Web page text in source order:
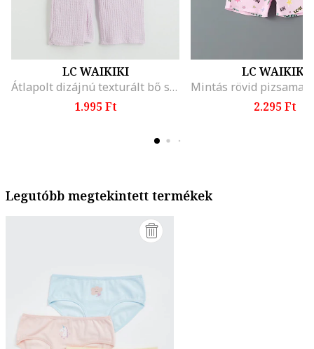
LC WAIKIKI
Átlapolt dizájnú texturált bő szárú nadrág, Halványlila
1.995 Ft
LC WAIKIKI
2.295 Ft
Legutóbb megtekintett termékek